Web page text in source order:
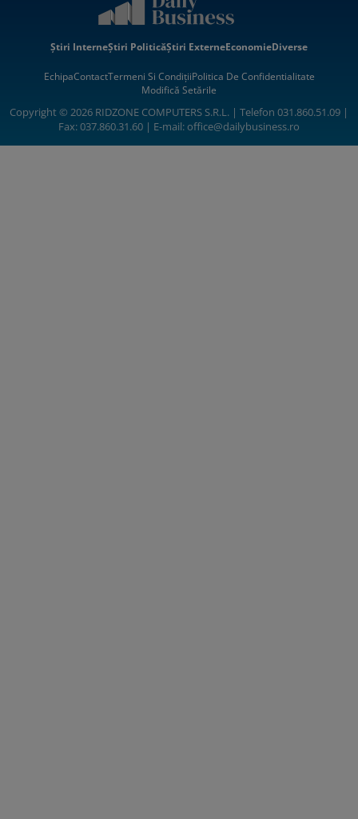
Știri InterneȘtiri PoliticăȘtiri ExterneEconomieDiverse
EchipaContactTermeni Si CondițiiPolitica De Confidentialitate
Modifică Setările
Copyright © 2026 RIDZONE COMPUTERS S.R.L. | Telefon 031.860.51.09 |
Fax: 037.860.31.60 | E-mail:office@dailybusiness.ro